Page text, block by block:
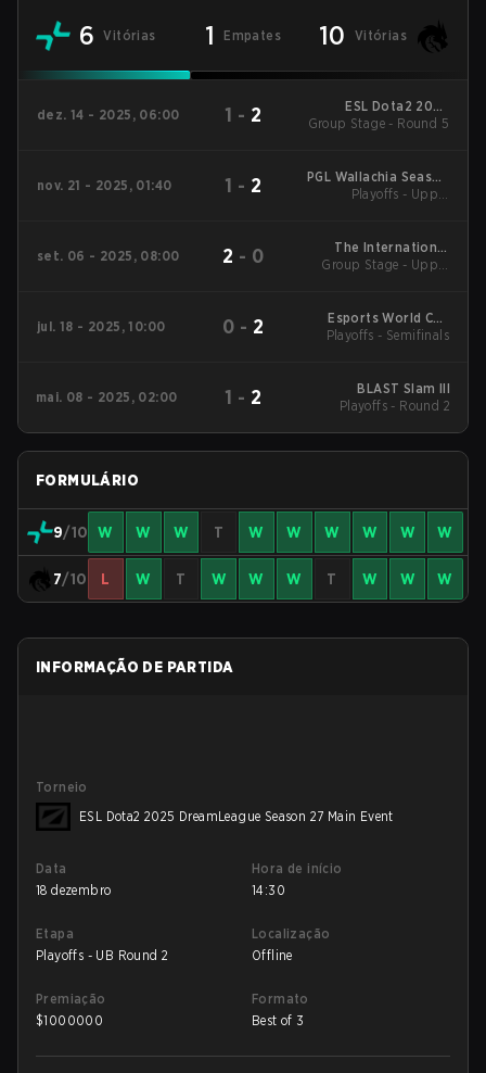
6 Vitórias 1 Empates 10 Vitórias
dez. 14 - 2025, 06:00 1 - 2
ESL Dota2 2025
DreamLeague Season
Group Stage - Round 5
nov. 21 - 2025, 01:40 1 - 2
PGL Wallachia Season
6 Main Tournament
Playoffs - Upper
set. 06 - 2025, 08:00 2 - 0
The International
2025 Main Event
Group Stage - Upper
jul. 18 - 2025, 10:00 0 - 2
Esports World Cup
2025 Dota2
Playoffs - Semifinals
mai. 08 - 2025, 02:00 1 - 2
BLAST Slam III
Playoffs - Round 2
FORMULÁRIO
9/10 W W W T W W W W W W
7/10 L W T W W W T W W W
INFORMAÇÃO DE PARTIDA
Torneio
ESL Dota2 2025 DreamLeague Season 27 Main Event
Data
18 dezembro
Hora de início
14:30
Etapa
Playoffs - UB Round 2
Localização
Offline
Premiação
$1000000
Formato
Best of 3